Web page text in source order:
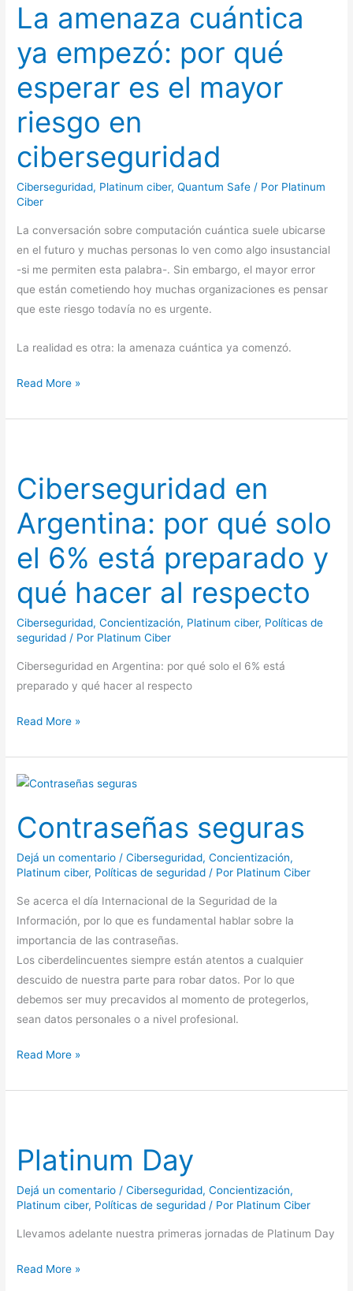
La amenaza cuántica
ya empezó: por qué
esperar es el mayor
riesgo en
ciberseguridad
Ciberseguridad, Platinum ciber,Quantum Safe / Por Platinum
Ciber
La conversación sobre computación cuántica suele ubicarse
en el futuro y muchas personas lo ven como algo insustancial
-si me permiten esta palabra-. Sin embargo, el mayor error
que están cometiendo hoy muchas organizaciones es pensar
que este riesgo todavía no es urgente.
La realidad es otra: la amenaza cuántica ya comenzó.
cuántica
ya
empezó:
por
qué
esperar
es
el
mayor
riesgo
en
ciberseguridad
Read More »
Ciberseguridad en
Argentina: por qué solo
el 6% está preparado y
qué hacer al respecto
Ciberseguridad,Concientización, Platinum ciber, Políticas de
seguridad / Por Platinum Ciber
Ciberseguridad en Argentina: por qué solo el 6% está
preparado y qué hacer al respecto
Argentina:
por
qué
el
está
preparado
y
qué
hacer
respecto
Read More »
Contraseñas seguras
Dejá un comentario /Ciberseguridad,Concientización,
Platinum ciber, Políticas de seguridad / Por Platinum Ciber
Se acerca el día Internacional de la Seguridad de la
Información, por lo que es fundamental hablar sobre la
importancia de las contraseñas.
Los ciberdelincuentes siempre están atentos a cualquier
descuido de nuestra parte para robar datos. Por lo que
debemos ser muy precavidos al momento de protegerlos,
sean datos personales o a nivel profesional.
Contraseñas
Read More »
Platinum Day
Dejá un comentario /Ciberseguridad,Concientización,
Platinum ciber, Políticas de seguridad / Por Platinum Ciber
Llevamos adelante nuestra primeras jornadas de Platinum Day
Read More »